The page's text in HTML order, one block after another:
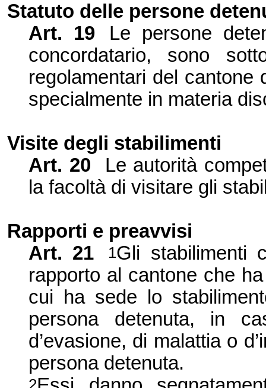
Statuto delle persone
Art. 19
Le persone
concordatario, sono
regolamentari del
specialmente in materia
Visite degli stabilimenti
Art. 20
Le autorità
la facoltà di visitare gli
Rapporti e preavvisi
Art. 21 1Gli stabilimenti
rapporto al cantone che
cui ha sede lo
persona detenuta, in
d’evasione, di malattia o
persona detenuta.